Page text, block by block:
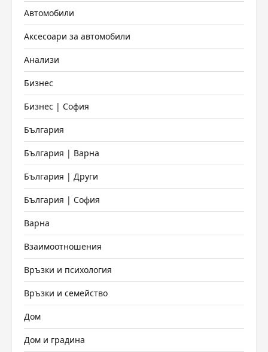
Автомобили
Аксесоари за автомобили
Анализи
Бизнес
Бизнес | София
България
България | Варна
България | Други
България | София
Варна
Взаимоотношения
Връзки и психология
Връзки и семейство
Дом
Дом и градина